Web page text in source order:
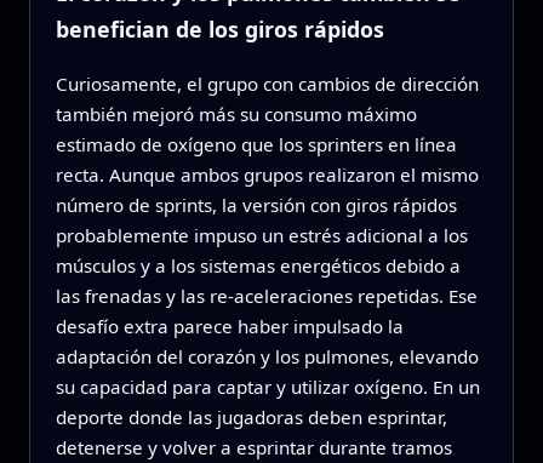
benefician de los giros rápidos
Curiosamente, el grupo con cambios de dirección
también mejoró más su consumo máximo
estimado de oxígeno que los sprinters en línea
recta. Aunque ambos grupos realizaron el mismo
número de sprints, la versión con giros rápidos
probablemente impuso un estrés adicional a los
músculos y a los sistemas energéticos debido a
las frenadas y las re‑aceleraciones repetidas. Ese
desafío extra parece haber impulsado la
adaptación del corazón y los pulmones, elevando
su capacidad para captar y utilizar oxígeno. En un
deporte donde las jugadoras deben esprintar,
detenerse y volver a esprintar durante tramos